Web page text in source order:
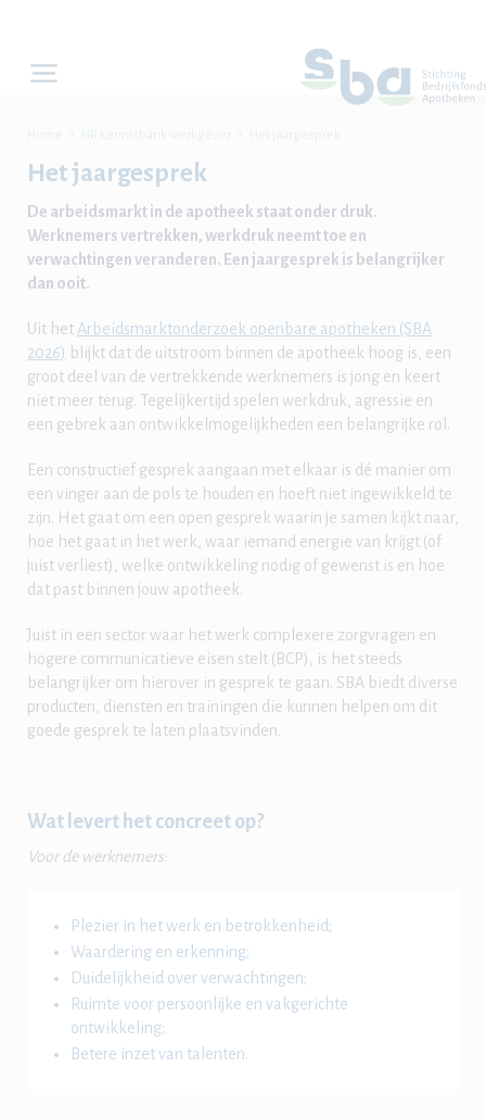
Home HR kennisbank werkgever Het jaargesprek
Het jaargesprek
De arbeidsmarkt in de apotheek staat onder druk.
Werknemers vertrekken, werkdruk neemt toe en
verwachtingen veranderen. Een jaargesprek is belangrijker
dan ooit.
Uit het Arbeidsmarktonderzoek openbare apotheken (SBA
2026) blijkt dat de uitstroom binnen de apotheek hoog is, een
groot deel van de vertrekkende werknemers is jong en keert
niet meer terug. Tegelijkertijd spelen werkdruk, agressie en
een gebrek aan ontwikkelmogelijkheden een belangrijke rol.
Een constructief gesprek aangaan met elkaar is dé manier om
een vinger aan de pols te houden en hoeft niet ingewikkeld te
zijn. Het gaat om een open gesprek waarin je samen kijkt naar,
hoe het gaat in het werk, waar iemand energie van krijgt (of
juist verliest), welke ontwikkeling nodig of gewenst is en hoe
dat past binnen jouw apotheek.
Juist in een sector waar het werk complexere zorgvragen en
hogere communicatieve eisen stelt (BCP), is het steeds
belangrijker om hierover in gesprek te gaan. SBA biedt diverse
producten, diensten en trainingen die kunnen helpen om dit
goede gesprek te laten plaatsvinden.
Wat levert het concreet op?
Voor de werknemers:
Plezier in het werk en betrokkenheid;
Waardering en erkenning;
Duidelijkheid over verwachtingen;
Ruimte voor persoonlijke en vakgerichte
ontwikkeling;
Betere inzet van talenten.